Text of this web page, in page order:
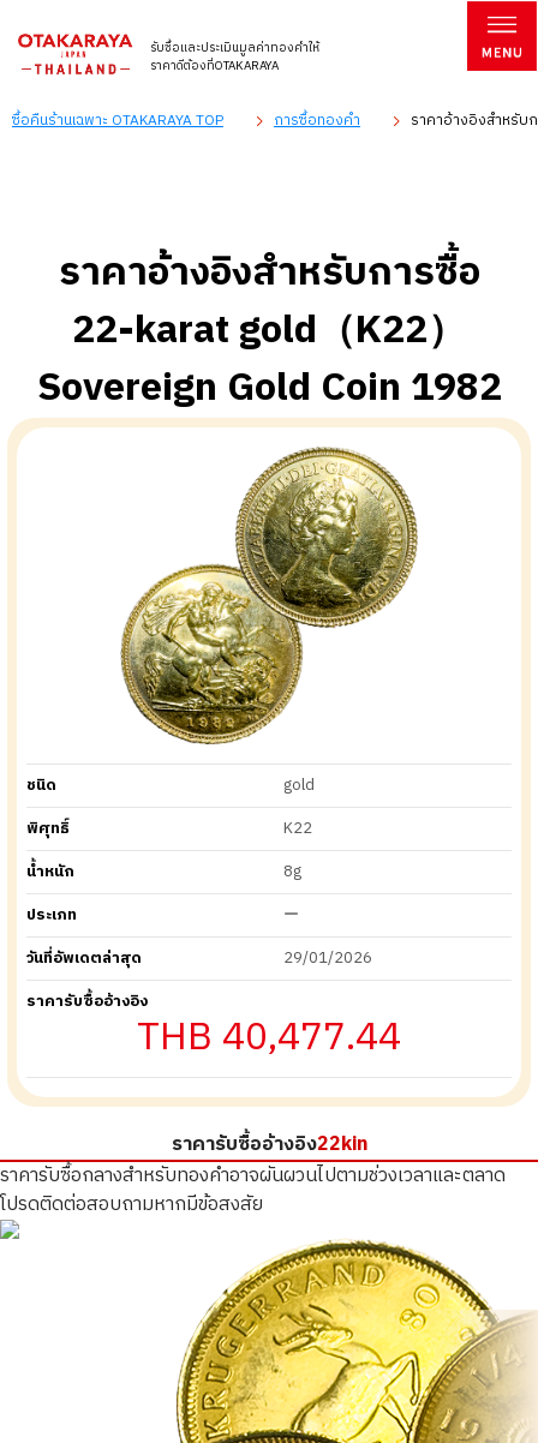
รับซื้อและประเมินมูลค่าทองคำให้
ราคาดีต้องที่OTAKARAYA
ซื้อคืนร้านเฉพาะ OTAKARAYA TOP การซื้อทองคำ ราคาอ้างอิงสำหรับ
ราคาอ้างอิงสำหรับการซื้อ
22-karat gold（K22）
Sovereign Gold Coin 1982
ชนิด
gold
พิศุทธิ์
K22
น้ำหนัก
8g
ประเภท
ー
วันที่อัพเดตล่าสุด
29/01/2026
ราคารับซื้ออ้างอิง
THB 40,477.44
ราคารับซื้ออ้างอิง22kin
ราคารับซื้อกลางสำหรับทองคำอาจผันผวนไปตามช่วงเวลาและตลาด
โปรดติดต่อสอบถามหากมีข้อสงสัย